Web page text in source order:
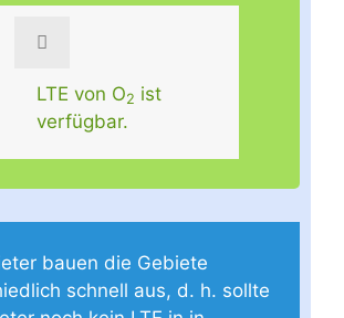
LTE von O2 ist
verfügbar.
bauen die Gebiete
schnell aus, d. h. sollte